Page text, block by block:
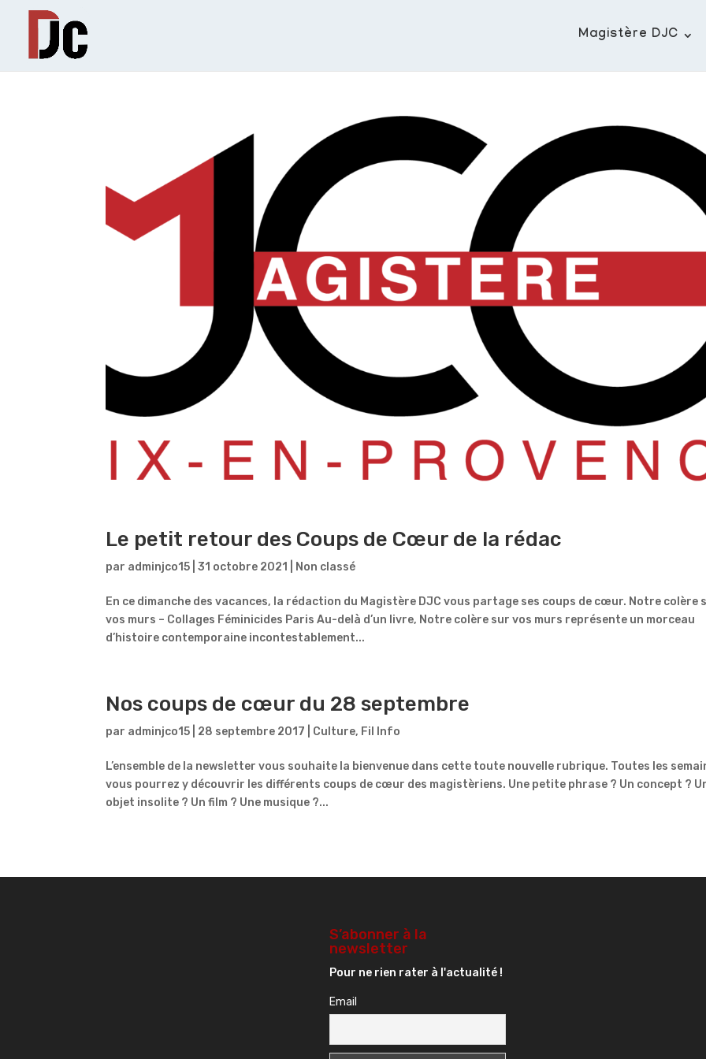
Magistère DJC
Le petit retour des Coups de Cœur de la rédac
par adminjco15 |31 octobre 2021 Non classé
En ce dimanche des vacances, la rédaction du Magistère DJC vous partage ses coups de cœur. Notre colère
vos murs – Collages Féminicides Paris Au-delà d’un livre, Notre colère sur vos murs représente un morceau
d’histoire contemporaine incontestablement...
Nos coups de cœur du 28 septembre
par adminjco15 28 septembre 2017 Culture, Fil Info
L’ensemble de la newsletter vous souhaite la bienvenue dans cette toute nouvelle rubrique. Toutes les
vous pourrez y découvrir les différents coups de cœur des magistèriens. Une petite phrase ? Un concept ?
objet insolite ? Un film ? Une musique ?...
S’abonner à la
newsletter
Pour ne rien rater à l'actualité !
Email